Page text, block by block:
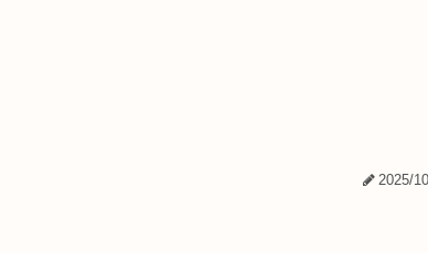
2025/